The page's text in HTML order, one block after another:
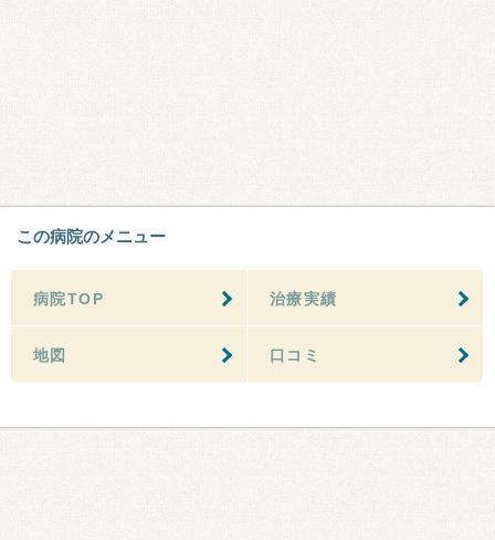
この病院のメニュー
病院TOP 治療実績
地図 口コミ